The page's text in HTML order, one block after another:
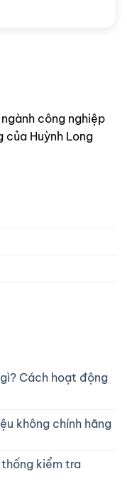
công nghiệp
Huỳnh Long
Cách hoạt động
không chính hãng
kiểm tra